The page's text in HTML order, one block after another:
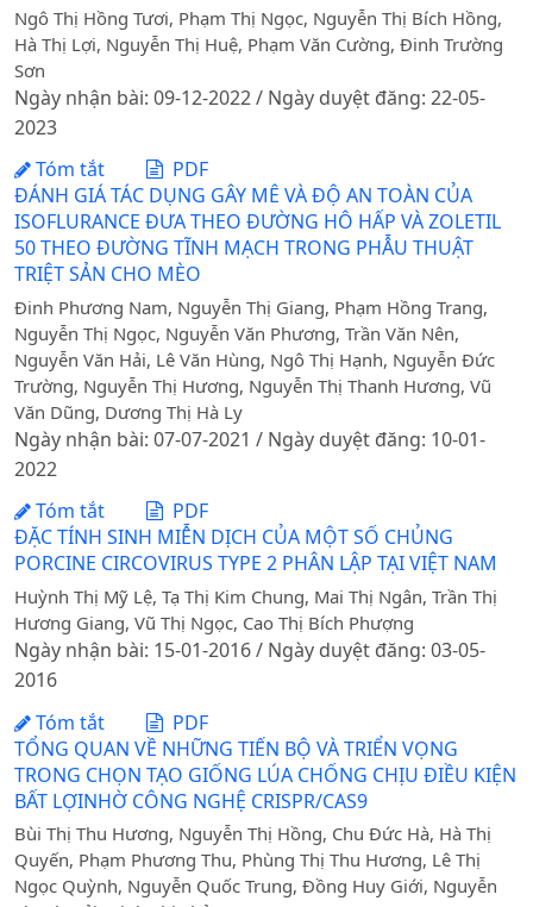
Ngô Thị Hồng Tươi, Phạm Thị Ngọc, Nguyễn Thị Bích Hồng,
Hà Thị Lợi, Nguyễn Thị Huệ, Phạm Văn Cường, Đinh Trường
Sơn
Ngày nhận bài: 09-12-2022 / Ngày duyệt đăng: 22-05-
2023
Tóm tắt
PDF
ĐÁNH GIÁ TÁC DỤNG GÂY MÊ VÀ ĐỘ AN TOÀN CỦA
ISOFLURANCE ĐƯA THEO ĐƯỜNG HÔ HẤP VÀ ZOLETIL
50 THEO ĐƯỜNG TĨNH MẠCH TRONG PHẪU THUẬT
TRIỆT SẢN CHO MÈO
Đinh Phương Nam, Nguyễn Thị Giang, Phạm Hồng Trang,
Nguyễn Thị Ngọc, Nguyễn Văn Phương, Trần Văn Nên,
Nguyễn Văn Hải, Lê Văn Hùng, Ngô Thị Hạnh, Nguyễn Đức
Trường, Nguyễn Thị Hương, Nguyễn Thị Thanh Hương, Vũ
Văn Dũng, Dương Thị Hà Ly
Ngày nhận bài: 07-07-2021 / Ngày duyệt đăng: 10-01-
2022
Tóm tắt
PDF
ĐẶC TÍNH SINH MIỄN DỊCH CỦA MỘT SỐ CHỦNG
PORCINE CIRCOVIRUS TYPE 2 PHÂN LẬP TẠI VIỆT NAM
Huỳnh Thị Mỹ Lệ, Tạ Thị Kim Chung, Mai Thị Ngân, Trần Thị
Hương Giang, Vũ Thị Ngọc, Cao Thị Bích Phượng
Ngày nhận bài: 15-01-2016 / Ngày duyệt đăng: 03-05-
2016
Tóm tắt
PDF
TỔNG QUAN VỀ NHỮNG TIẾN BỘ VÀ TRIỂN VỌNG
TRONG CHỌN TẠO GIỐNG LÚA CHỐNG CHỊU ĐIỀU KIỆN
BẤT LỢINHỜ CÔNG NGHỆ CRISPR/CAS9
Bùi Thị Thu Hương, Nguyễn Thị Hồng, Chu Đức Hà, Hà Thị
Quyến, Phạm Phương Thu, Phùng Thị Thu Hương, Lê Thị
Ngọc Quỳnh, Nguyễn Quốc Trung, Đồng Huy Giới, Nguyễn